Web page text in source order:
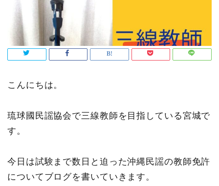
こんにちは。
琉球國民謡協会で三線教師を目指している宮城で
す。
今日は試験まで数日と迫った沖縄民謡の教師免許
についてブログを書いていきます。